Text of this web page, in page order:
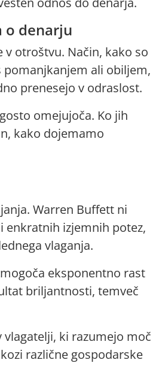
o denarju
v otroštvu. Način, kako so
pomanjkanjem ali obiljem,
prenesejo v odraslost.
omejujoča. Ko jih
kako dojemamo
Warren Buffett ni
enkratnih izjemnih potez,
vlaganja.
eksponentno rast
briljantnosti, temveč
ki razumejo moč
različne gospodarske